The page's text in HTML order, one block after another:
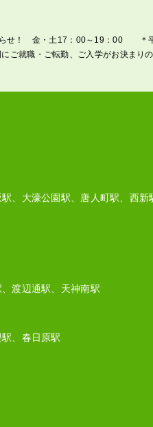
らせ！ 金・土17：00～19：00 ＊平
ご就職・ご転勤、ご入学がお決まり
、大濠公園駅、唐人町駅、西新
渡辺通駅、天神南駅
、春日原駅